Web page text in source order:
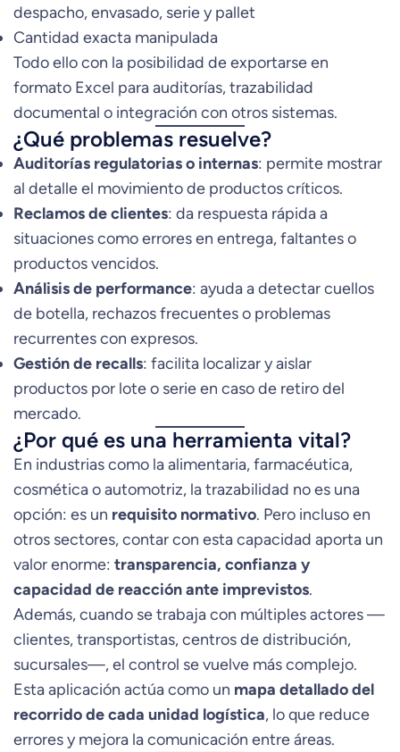
despacho, envasado, serie y pallet
Cantidad exacta manipulada
Todo ello con la posibilidad de exportarse en
formato Excel para auditorías, trazabilidad
documental o integración con otros sistemas.
¿Qué problemas resuelve?
Auditorías regulatorias o internas: permite mostrar
al detalle el movimiento de productos críticos.
Reclamos de clientes: da respuesta rápida a
situaciones como errores en entrega, faltantes o
productos vencidos.
Análisis de performance: ayuda a detectar cuellos
de botella, rechazos frecuentes o problemas
recurrentes con expresos.
Gestión de recalls: facilita localizar y aislar
productos por lote o serie en caso de retiro del
mercado.
¿Por qué es una herramienta vital?
En industrias como la alimentaria, farmacéutica,
cosmética o automotriz, la trazabilidad no es una
opción: es un requisito normativo. Pero incluso en
otros sectores, contar con esta capacidad aporta un
valor enorme: transparencia, confianza y
capacidad de reacción ante imprevistos.
Además, cuando se trabaja con múltiples actores —
clientes, transportistas, centros de distribución,
sucursales—, el control se vuelve más complejo.
Esta aplicación actúa como un mapa detallado del
recorrido de cada unidad logística, lo que reduce
errores y mejora la comunicación entre áreas.